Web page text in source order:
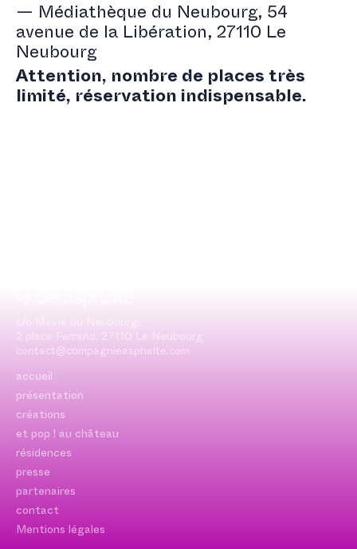
— Médiathèque du Neubourg, 54
avenue de la Libération, 27110 Le
Neubourg
Attention, nombre de places très
limité, réservation indispensable.
2 place Ferrand, 27110 Le Neubourg
contact@compagnieasphalte.com
accueil
présentation
créations
et pop ! au château
résidences
presse
partenaires
contact
Mentions légales